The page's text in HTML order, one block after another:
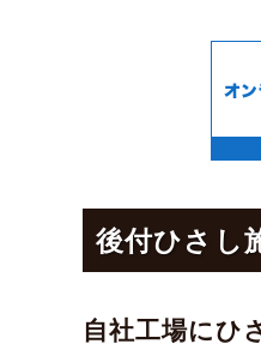
後付ひさし
自社工場にひ